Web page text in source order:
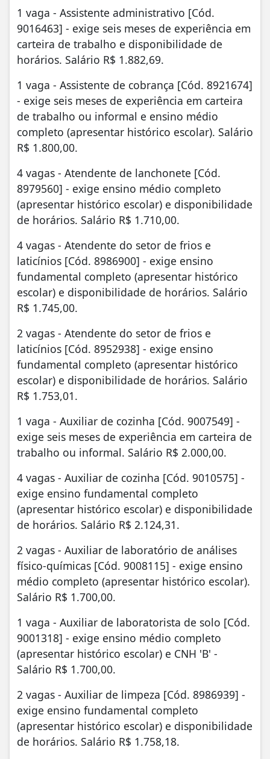
1 vaga - Assistente administrativo [Cód.
9016463] - exige seis meses de experiência em
carteira de trabalho e disponibilidade de
horários. Salário R$ 1.882,69.
1 vaga - Assistente de cobrança [Cód. 8921674]
- exige seis meses de experiência em carteira
de trabalho ou informal e ensino médio
completo (apresentar histórico escolar). Salário
R$ 1.800,00.
4 vagas - Atendente de lanchonete [Cód.
8979560] - exige ensino médio completo
(apresentar histórico escolar) e disponibilidade
de horários. Salário R$ 1.710,00.
4 vagas - Atendente do setor de frios e
laticínios [Cód. 8986900] - exige ensino
fundamental completo (apresentar histórico
escolar) e disponibilidade de horários. Salário
R$ 1.745,00.
2 vagas - Atendente do setor de frios e
laticínios [Cód. 8952938] - exige ensino
fundamental completo (apresentar histórico
escolar) e disponibilidade de horários. Salário
R$ 1.753,01.
1 vaga - Auxiliar de cozinha [Cód. 9007549] -
exige seis meses de experiência em carteira de
trabalho ou informal. Salário R$ 2.000,00.
4 vagas - Auxiliar de cozinha [Cód. 9010575] -
exige ensino fundamental completo
(apresentar histórico escolar) e disponibilidade
de horários. Salário R$ 2.124,31.
2 vagas - Auxiliar de laboratório de análises
físico-químicas [Cód. 9008115] - exige ensino
médio completo (apresentar histórico escolar).
Salário R$ 1.700,00.
1 vaga - Auxiliar de laboratorista de solo [Cód.
9001318] - exige ensino médio completo
(apresentar histórico escolar) e CNH 'B' -
Salário R$ 1.700,00.
2 vagas - Auxiliar de limpeza [Cód. 8986939] -
exige ensino fundamental completo
(apresentar histórico escolar) e disponibilidade
de horários. Salário R$ 1.758,18.